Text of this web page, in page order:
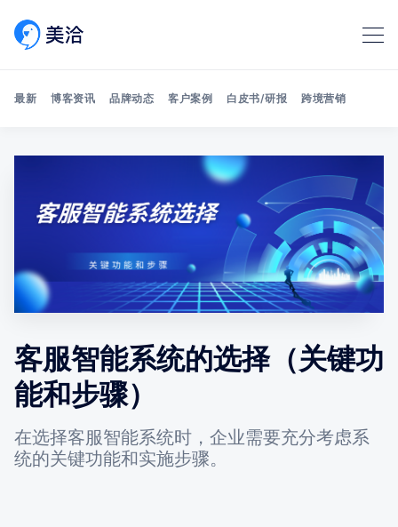
Search 美洽博客
最新 博客资讯 品牌动态 客户案例 白皮书/研报 跨境营销
客服智能系统的选择（关键功
能和步骤）
在选择客服智能系统时，企业需要充分考虑系
统的关键功能和实施步骤。